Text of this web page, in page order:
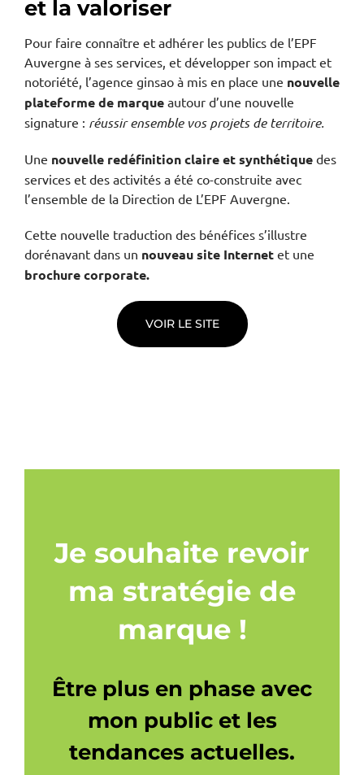
et la valoriser
Pour faire connaître et adhérer les publics de l’EPF
Auvergne à ses services, et développer son impact et
notoriété, l’agence ginsao à mis en place une nouvelle
plateforme de marqueautour d’une nouvelle
signature : réussir ensemble vos projets de territoire.
Une nouvelle redéfinition claire et synthétiquedes
services et des activités a été co-construite avec
l’ensemble de la Direction de L’EPF Auvergne.
Cette nouvelle traduction des bénéfices s’illustre
dorénavant dans un nouveau site Internetet une
brochure corporate.
VOIR LE SITE
Je souhaite revoir
ma stratégie de
marque !
Être plus en phase avec
mon public et les
tendances actuelles.